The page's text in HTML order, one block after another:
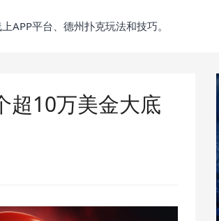
APP平台、德州扑克玩法和技巧。
超10万美金大底